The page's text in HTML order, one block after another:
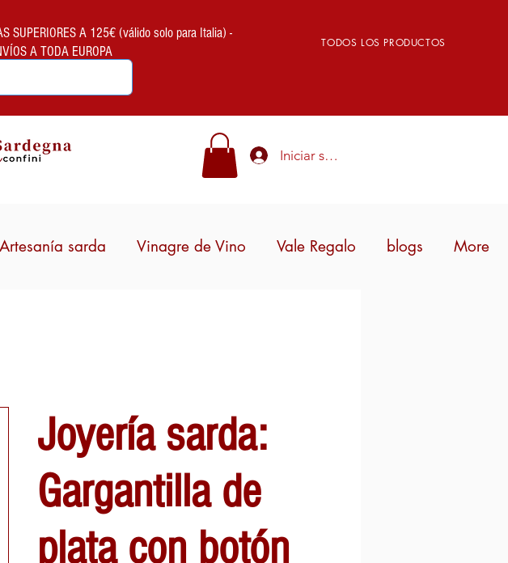
SUPERIORES A 125€ (válido solo para Italia) -
A TODA EUROPA
TODOS LOS PRODUCTOS
Iniciar sesión
Artesanía sarda Vinagre de Vino Vale Regalo blogs More
Joyería sarda:
Gargantilla de
plata con botón